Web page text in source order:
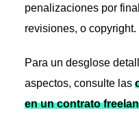
penalizaciones por
revisiones, o copyright.
Para un desglose
aspectos, consulte las
en un contrato